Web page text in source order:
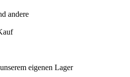
andere
eigenen Lager